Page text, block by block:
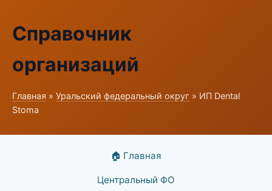
Справочник
организаций
Главная » Уральский федеральный округ » ИП Dental
Stoma
🏠 Главная
Центральный ФО